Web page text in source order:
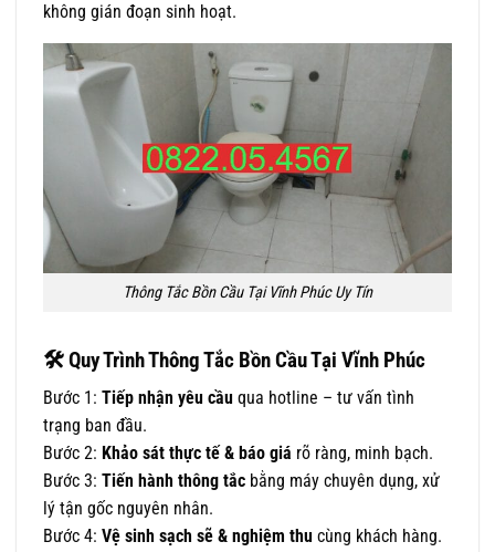
không gián đoạn sinh hoạt.
Thông Tắc Bồn Cầu Tại Vĩnh Phúc Uy Tín
🛠Quy Trình Thông Tắc Bồn Cầu Tại Vĩnh Phúc
Bước 1: Tiếp nhận yêu cầu qua hotline – tư vấn tình
trạng ban đầu.
Bước 2: Khảo sát thực tế & báo giá rõ ràng, minh bạch.
Bước 3: Tiến hành thông tắc bằng máy chuyên dụng, xử
lý tận gốc nguyên nhân.
Bước 4: Vệ sinh sạch sẽ & nghiệm thu cùng khách hàng.